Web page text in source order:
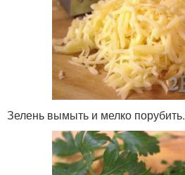
Зелень вымыть и мелко порубить.